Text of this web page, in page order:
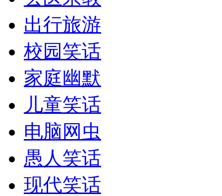
出行旅游
校园笑话
家庭幽默
儿童笑话
电脑网虫
愚人笑话
现代笑话